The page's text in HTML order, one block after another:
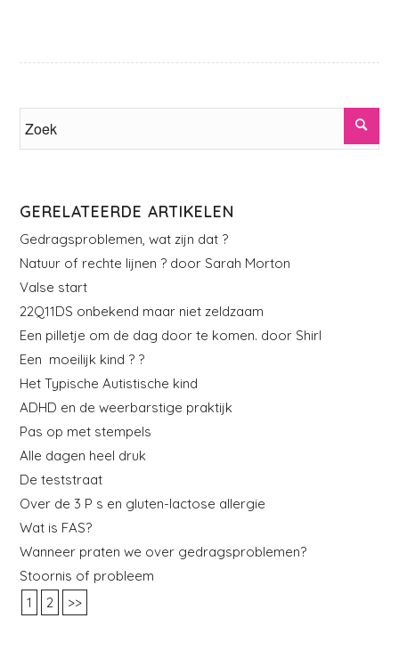
GERELATEERDE ARTIKELEN
Gedragsproblemen, wat zijn dat ?
Natuur of rechte lijnen ? door Sarah Morton
Valse start
22Q11DS onbekend maar niet zeldzaam
Een pilletje om de dag door te komen. door Shirl
Een moeilijk kind ? ?
Het Typische Autistische kind
ADHD en de weerbarstige praktijk
Pas op met stempels
Alle dagen heel druk
De teststraat
Over de 3 P s en gluten-lactose allergie
Wat is FAS?
Wanneer praten we over gedragsproblemen?
Stoornis of probleem
1
2 >>